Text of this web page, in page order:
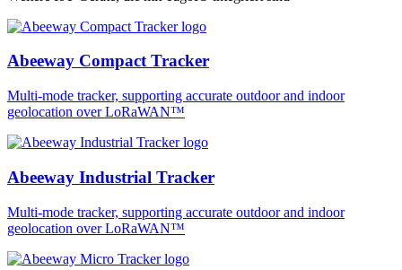
Abeeway Compact Tracker
Multi-mode tracker, supporting accurate outdoor and indoor
geolocation over LoRaWAN™
Abeeway Industrial Tracker
Multi-mode tracker, supporting accurate outdoor and indoor
geolocation over LoRaWAN™